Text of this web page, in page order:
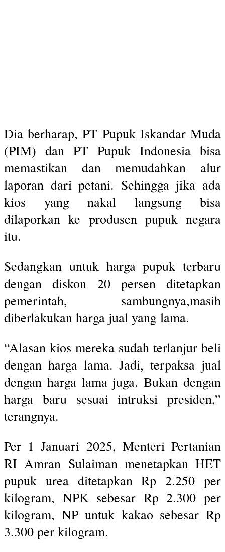
Dia berharap, PT Pupuk Iskandar Muda
(PIM) dan PT Pupuk Indonesia bisa
memastikan dan memudahkan alur
laporan dari petani. Sehingga jika ada
kios yang nakal langsung bisa
dilaporkan ke produsen pupuk negara
itu.
Sedangkan untuk harga pupuk terbaru
dengan diskon 20 persen ditetapkan
pemerintah, sambungnya,masih
diberlakukan harga jual yang lama.
“Alasan kios mereka sudah terlanjur beli
dengan harga lama. Jadi, terpaksa jual
dengan harga lama juga. Bukan dengan
harga baru sesuai intruksi presiden,”
terangnya.
Per 1 Januari 2025, Menteri Pertanian
RI Amran Sulaiman menetapkan HET
pupuk urea ditetapkan Rp 2.250 per
kilogram, NPK sebesar Rp 2.300 per
kilogram, NP untuk kakao sebesar Rp
3.300 per kilogram.